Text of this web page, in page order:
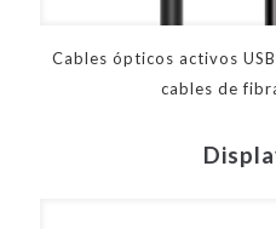
Cables ópticos activos
cables de